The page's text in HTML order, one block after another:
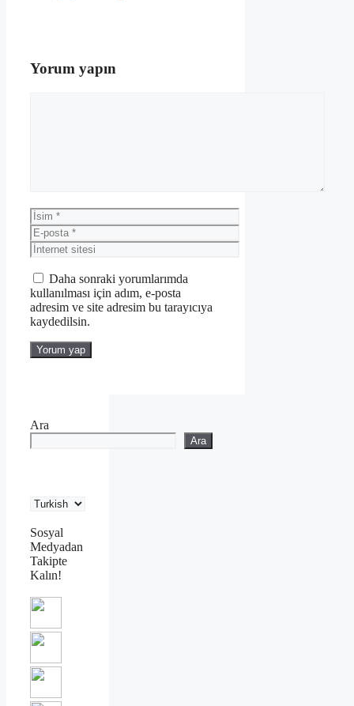
Yorum yapın
İsim
E-
posta
İnternet
sitesi
Daha sonraki yorumlarımda
kullanılması için adım, e-posta
adresim ve site adresim bu tarayıcıya
kaydedilsin.
Ara
Ara
Sosyal
Medyadan
Takipte
Kalın!